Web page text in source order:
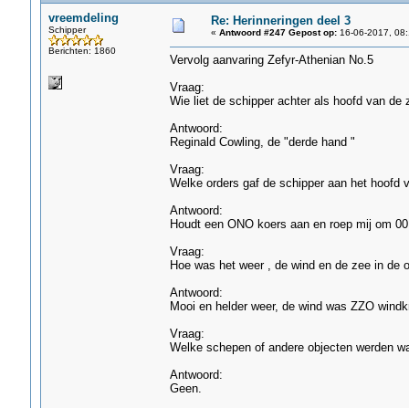
vreemdeling
Schipper
Berichten: 1860
Re: Herinneringen deel 3
« Antwoord #247 Gepost op:16-06-2017,
Vervolg aanvaring Zefyr-Athenian No.5
Vraag:
Wie liet de schipper achter als hoofd van de
Antwoord:
Reginald Cowling, de "derde hand "
Vraag:
Welke orders gaf de schipper aan het hoofd
Antwoord:
Houdt een ONO koers aan en roep mij om
Vraag:
Hoe was het weer , de wind en de zee in de
Antwoord:
Mooi en helder weer, de wind was ZZO
Vraag:
Welke schepen of andere objecten werden
Antwoord:
Geen.